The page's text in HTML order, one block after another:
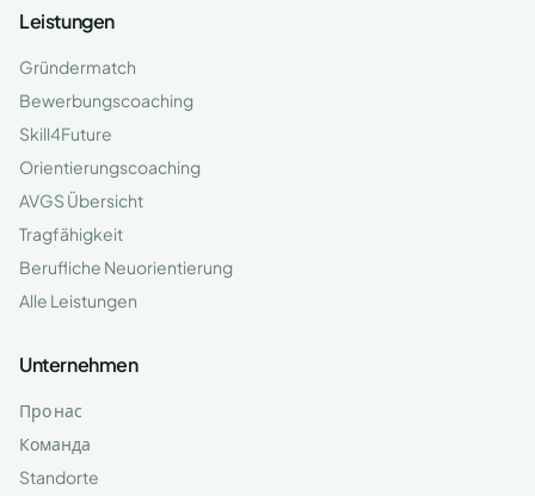
Leistungen
Gründermatch
Bewerbungscoaching
Skill4Future
Orientierungscoaching
AVGS Übersicht
Tragfähigkeit
Berufliche Neuorientierung
Alle Leistungen
Unternehmen
Про нас
Команда
Standorte